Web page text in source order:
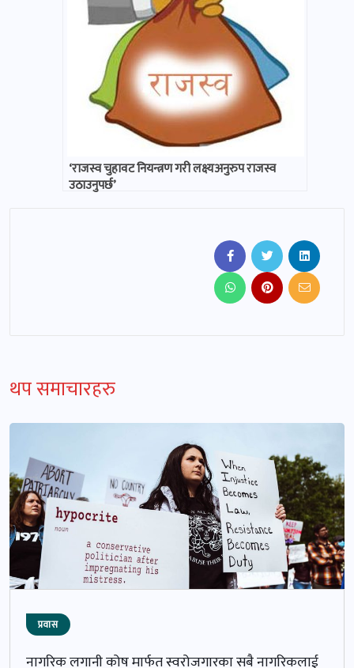
‘राजस्व चुहावट नियन्त्रण गरी लक्ष्यअनुरुप राजस्व
उठाउनुपर्छ’
थप समाचारहरु
प्रवास
नागरिक लगानी कोष मार्फत स्वरोजगारका सबै नागरिकलाई